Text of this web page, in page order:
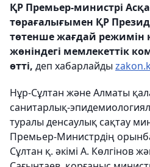
ҚР Премьер-министрі
төрағалығымен ҚР
төтенше жағдай режимін
жөніндегі мемлекеттік
өтті, деп хабарлайды
Нұр-Сұлтан және Алматы
санитарлық-
туралы денсаулық сақтау
Премьер-Министрдің
Сұлтан қ. әкімі А. Көлгінов